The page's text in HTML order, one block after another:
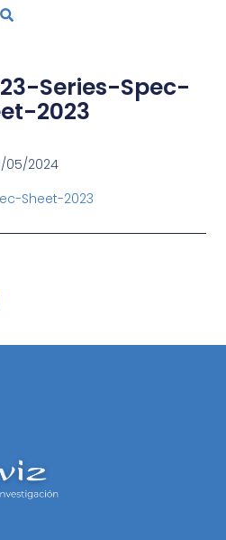
Series-Spec-
2023
05/2024
Sheet-2023